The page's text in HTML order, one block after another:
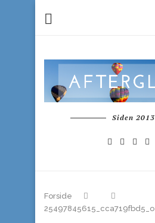
Siden 2013
Forside
25497845615_cca719fbd5_o